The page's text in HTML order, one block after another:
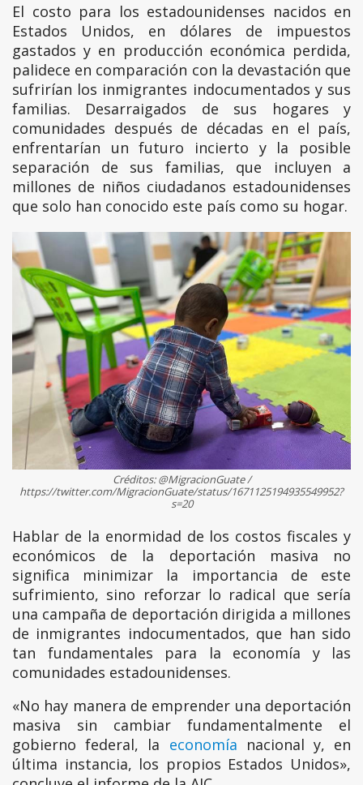
El costo para los estadounidenses nacidos en
Estados Unidos, en dólares de impuestos
gastados y en producción económica perdida,
palidece en comparación con la devastación que
sufrirían los inmigrantes indocumentados y sus
familias. Desarraigados de sus hogares y
comunidades después de décadas en el país,
enfrentarían un futuro incierto y la posible
separación de sus familias, que incluyen a
millones de niños ciudadanos estadounidenses
que solo han conocido este país como su hogar.
Créditos: @MigracionGuate /
https://twitter.com/MigracionGuate/status/1671125194935549952?
s=20
Hablar de la enormidad de los costos fiscales y
económicos de la deportación masiva no
significa minimizar la importancia de este
sufrimiento, sino reforzar lo radical que sería
una campaña de deportación dirigida a millones
de inmigrantes indocumentados, que han sido
tan fundamentales para la economía y las
comunidades estadounidenses.
«No hay manera de emprender una deportación
masiva sin cambiar fundamentalmente el
gobierno federal, la economía nacional y, en
última instancia, los propios Estados Unidos»,